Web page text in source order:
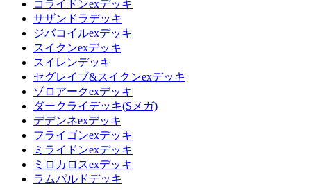
コライドンexデッキ
サザンドラデッキ
ジバコイルexデッキ
スイクンexデッキ
スイレンデッキ
セグレイブ&スイクンexデッキ
ゾロアークexデッキ
ダークライデッキ(Sメガ)
デデンネexデッキ
フライゴンexデッキ
ミライドンexデッキ
ミロカロスexデッキ
ラムパルドデッキ